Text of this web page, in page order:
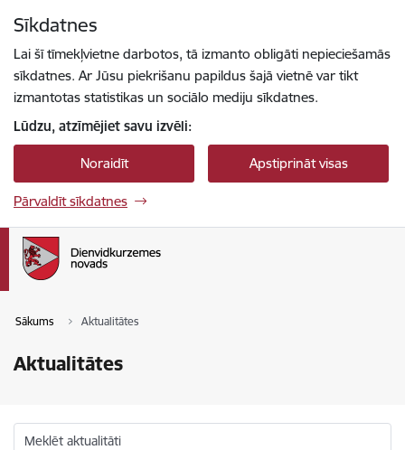
Sīkdatnes
Lai šī tīmekļvietne darbotos, tā izmanto obligāti nepieciešamās
sīkdatnes. Ar Jūsu piekrišanu papildus šajā vietnē var tikt
izmantotas statistikas un sociālo mediju sīkdatnes.
Lūdzu, atzīmējiet savu izvēli:
Noraidīt Apstiprināt visas
Pārvaldīt sīkdatnes
Sākums Aktualitātes
Aktualitātes
Meklēt aktualitāti